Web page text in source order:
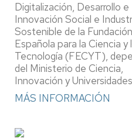
Digitalización, Desarrollo e
Innovación Social e
Sostenible de la Fundación
Española para la Ciencia y
Tecnología (FECYT),
del Ministerio de Ciencia,
Innovación y
MÁS INFORMACIÓN